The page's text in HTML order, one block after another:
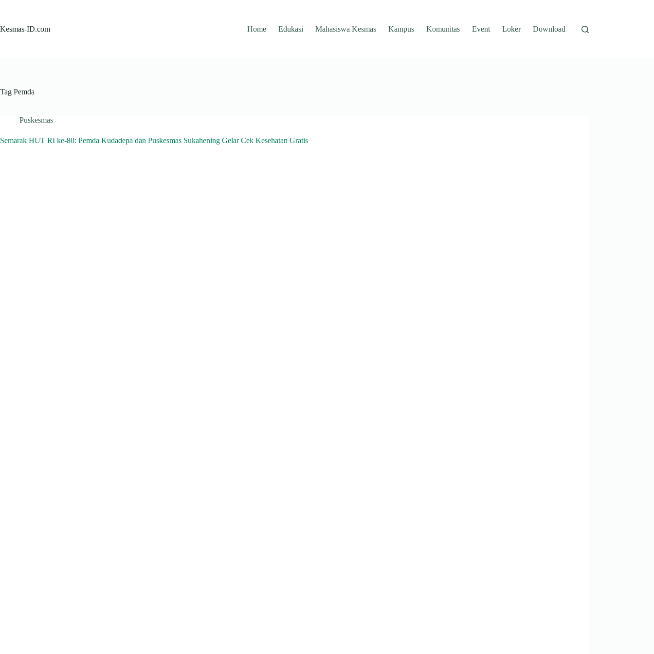
Kesmas-ID.com
Home Edukasi Mahasiswa Kesmas Kampus Komunitas Event Loker Download
Tag Pemda
Puskesmas
Semarak HUT RI ke-80: Pemda Kudadepa dan Puskesmas Sukahening Gelar Cek Kesehatan Gratis